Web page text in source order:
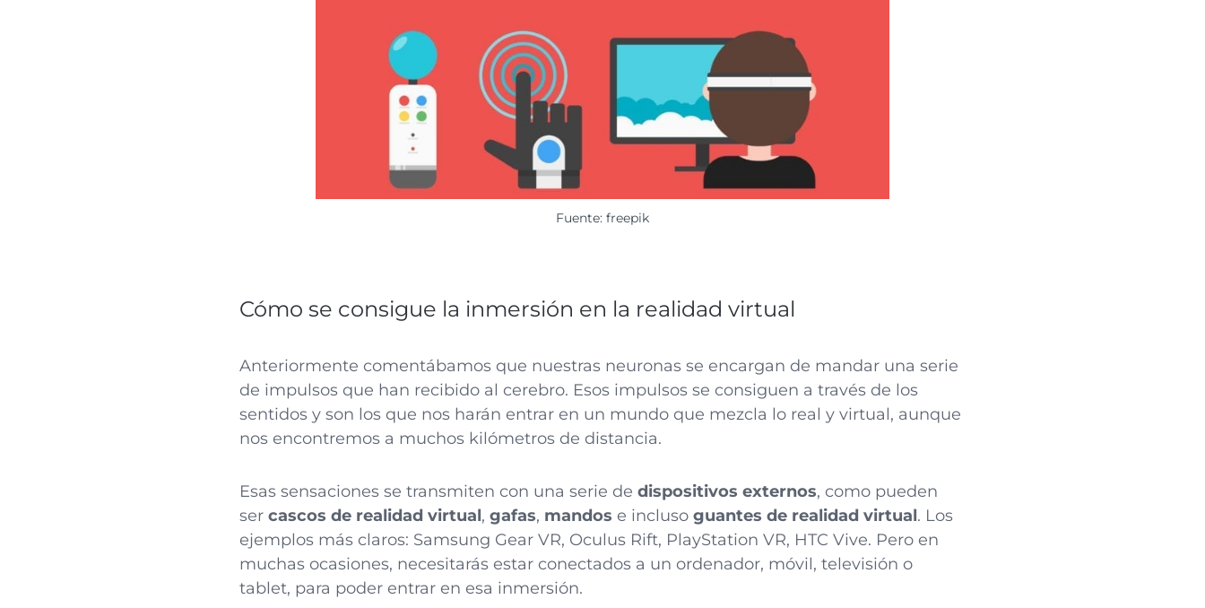
Fuente: freepik
Cómo se consigue la inmersión en la realidad virtual
Anteriormente comentábamos que nuestras neuronas se encargan de mandar una serie
de impulsos que han recibido al cerebro. Esos impulsos se consiguen a través de los
sentidos y son los que nos harán entrar en un mundo que mezcla lo real y virtual, aunque
nos encontremos a muchos kilómetros de distancia.
Esas sensaciones se transmiten con una serie de dispositivos externos, como pueden
ser cascos de realidad virtual, gafas, mandos e incluso guantes de realidad virtual. Los
ejemplos más claros: Samsung Gear VR, Oculus Rift, PlayStation VR, HTC Vive. Pero en
muchas ocasiones, necesitarás estar conectados a un ordenador, móvil, televisión o
tablet, para poder entrar en esa inmersión.